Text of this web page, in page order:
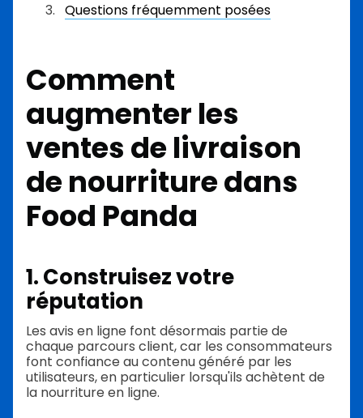
Questions fréquemment posées
Comment
augmenter les
ventes de livraison
de nourriture dans
Food Panda
1. Construisez votre
réputation
Les avis en ligne font désormais partie de
chaque parcours client, car les consommateurs
font confiance au contenu généré par les
utilisateurs, en particulier lorsqu'ils achètent de
la nourriture en ligne.